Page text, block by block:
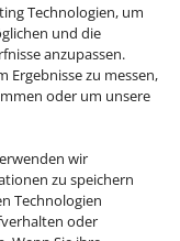
Technologien, um
und die
anzupassen.
Ergebnisse zu messen,
oder um unsere
wir
zu speichern
Technologien
oder